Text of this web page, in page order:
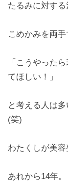
たるみに対する
こめかみを両手
「こうやった
てほしい！」
と考える人は
(笑)
わたくしが美容
あれから14年